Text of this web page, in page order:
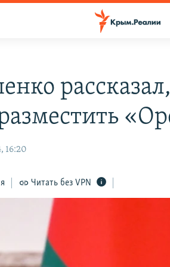
16:20
Читать без VPN